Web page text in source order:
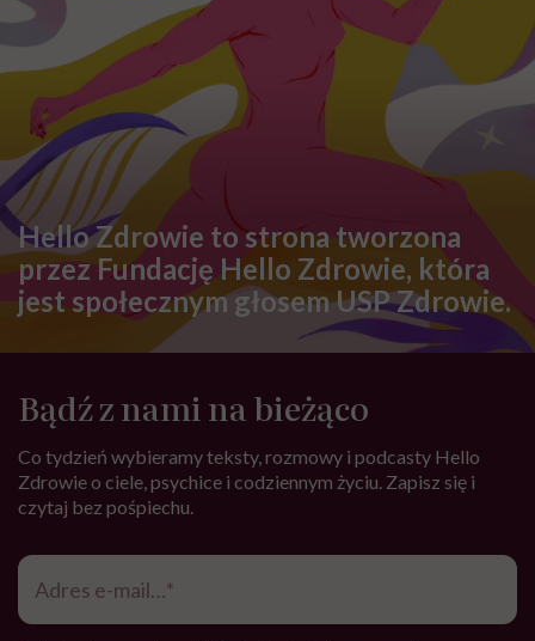
Hello Zdrowie to strona tworzona
przez Fundację Hello Zdrowie, która
jest społecznym głosem USP Zdrowie.
Bądź z nami na bieżąco
Co tydzień wybieramy teksty, rozmowy i podcasty Hello
Zdrowie o ciele, psychice i codziennym życiu. Zapisz się i
czytaj bez pośpiechu.
Adres
mail*